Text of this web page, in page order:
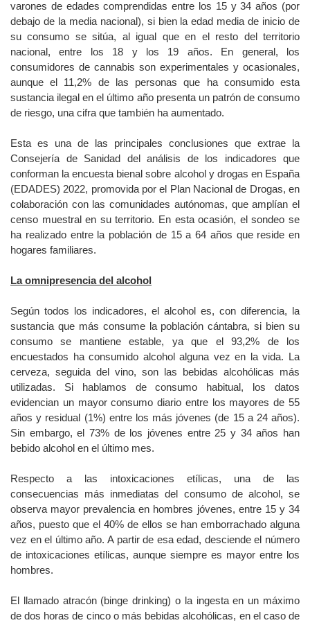
varones de edades comprendidas entre los 15 y 34 años (por
debajo de la media nacional), si bien la edad media de inicio de
su consumo se sitúa, al igual que en el resto del territorio
nacional, entre los 18 y los 19 años. En general, los
consumidores de cannabis son experimentales y ocasionales,
aunque el 11,2% de las personas que ha consumido esta
sustancia ilegal en el último año presenta un patrón de consumo
de riesgo, una cifra que también ha aumentado.
Esta es una de las principales conclusiones que extrae la
Consejería de Sanidad del análisis de los indicadores que
conforman la encuesta bienal sobre alcohol y drogas en España
(EDADES) 2022, promovida por el Plan Nacional de Drogas, en
colaboración con las comunidades autónomas, que amplían el
censo muestral en su territorio. En esta ocasión, el sondeo se
ha realizado entre la población de 15 a 64 años que reside en
hogares familiares.
La omnipresencia del alcohol
Según todos los indicadores, el alcohol es, con diferencia, la
sustancia que más consume la población cántabra, si bien su
consumo se mantiene estable, ya que el 93,2% de los
encuestados ha consumido alcohol alguna vez en la vida. La
cerveza, seguida del vino, son las bebidas alcohólicas más
utilizadas. Si hablamos de consumo habitual, los datos
evidencian un mayor consumo diario entre los mayores de 55
años y residual (1%) entre los más jóvenes (de 15 a 24 años).
Sin embargo, el 73% de los jóvenes entre 25 y 34 años han
bebido alcohol en el último mes.
Respecto a las intoxicaciones etílicas, una de las
consecuencias más inmediatas del consumo de alcohol, se
observa mayor prevalencia en hombres jóvenes, entre 15 y 34
años, puesto que el 40% de ellos se han emborrachado alguna
vez en el último año. A partir de esa edad, desciende el número
de intoxicaciones etílicas, aunque siempre es mayor entre los
hombres.
El llamado atracón (binge drinking) o la ingesta en un máximo
de dos horas de cinco o más bebidas alcohólicas, en el caso de